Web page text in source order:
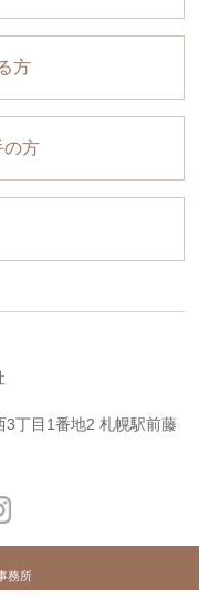
方
の方
3丁目1番地2 札幌駅前藤
務所